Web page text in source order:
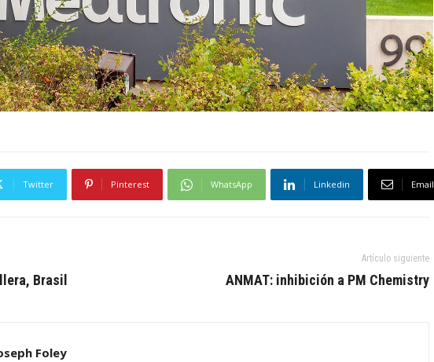
Twitter Pinterest WhatsApp Linkedin Email
Brasil
Artículo siguiente
ANMAT: inhibición a PM Chemistry
Foley